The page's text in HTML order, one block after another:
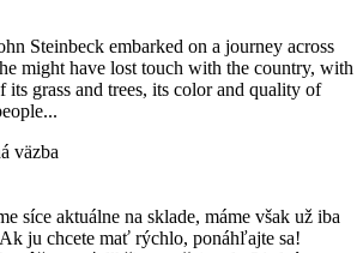
Steinbeck embarked on a journey across
might have lost touch with the country, with
its grass and trees, its color and quality of
väzba
síce aktuálne na sklade, máme však už iba
ju chcete mať rýchlo, ponáhľajte sa!